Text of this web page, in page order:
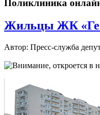
Поликлиника
Жильцы ЖК
Автор: Пресс-служба